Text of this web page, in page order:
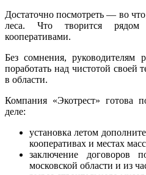
Достаточно посмотреть — во
леса. Что творится
кооперативами.
Без сомнения, руководителям
поработать над чистотой своей
в области.
Компания «Экотрест» готова
деле:
установка летом
кооперативах и местах
заключение договоров
московской области и из